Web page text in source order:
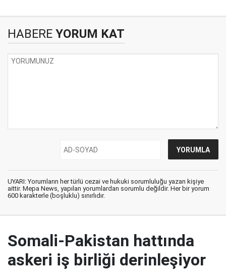
HABERE YORUM KAT
UYARI: Yorumların her türlü cezai ve hukuki sorumluluğu yazan kişiye
aittir. Mepa News, yapılan yorumlardan sorumlu değildir. Her bir yorum
600 karakterle (boşluklu) sınırlıdır.
Somali-Pakistan hattında
askeri iş birliği derinleşiyor